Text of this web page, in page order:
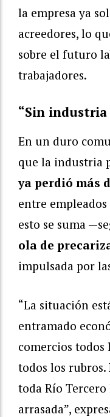
la empresa ya
acreedores, lo
sobre el futuro
trabajadores.
“Sin industria
En un duro
que la industria
ya perdió más
entre
esto se suma
ola de
impulsada por
“La situación
entramado
comercios todos
todos los rubros.
toda Río
arrasada”,